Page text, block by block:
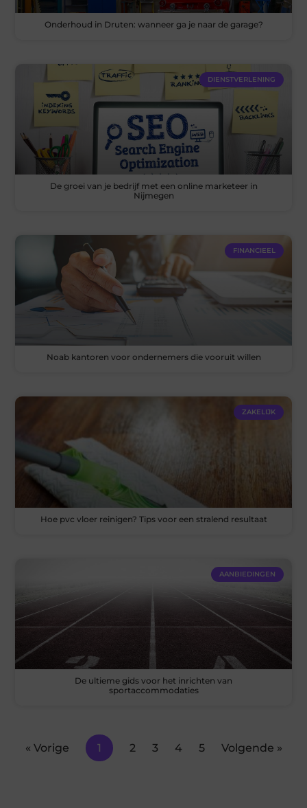
Onderhoud in Druten: wanneer ga je naar de garage?
DIENSTVERLENING
De groei van je bedrijf met een online marketeer in
Nijmegen
FINANCIEEL
Noab kantoren voor ondernemers die vooruit willen
ZAKELIJK
Hoe pvc vloer reinigen? Tips voor een stralend resultaat
AANBIEDINGEN
De ultieme gids voor het inrichten van
sportaccommodaties
« Vorige 1 2 3 4 5 Volgende »